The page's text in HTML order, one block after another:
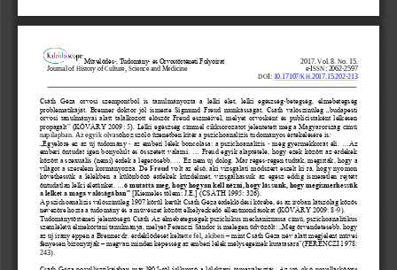
Művelődés-, Tudomány- és Orvostörténeti Folyóirat 2017. Vol. 8. No. 15.
Journal of History of Culture, Science and Medicine
e-ISSN: 2062-2597
DOI: 10.17107/KH.2017.15.202-213
Csáth  Géza  orvosi  szempontból  is  tanulmányozta  a  lelki  élet,  lelki  egészség-betegség,  elmebetegség
problematikáját.  Brenner  doktor  jól  ismerte  Sigmund  Freud  munkásságát.  Csáth  valószínűleg  „budapesti
orvosi tanulmányai alatt találkozott először Freud eszméivel, melyet orvosként és publicistaként lelkesen
propagált” (KŐVÁRY 2009: 5). Lelki egészség címmel cikksorozatot jelentetett meg a Magyarország című
napilapban. Az egyik olvasóhoz szóló üzenetben kitér a pszichoanalízis tudományos értékelésére is:
„Egyelőre ez az új tudomány - az emberi lélek boncolása: a pszichoanalízis - még gyermekkorát éli. ...Az
emberi öntudat igen bonyolult és összetett valami. ... Freud egyik alaptétele, hogy ezek között az érdekek
között a szexuális (nemi) érdek a legerősebb. ... Ez nem új dolog. Már réges-régen tudták, megírták, hogy a
világot a szerelem kormányozza. De Freud volt az első, aki vizsgálati módszert eszelt ki rá, hogy nyomon
követhessük  a  lélekben  a  különböző  érdekek  küzdelmét,  vizsgálhassuk  az  egész  eddig  ismeretlen  rejtett
öntudatlan lelki életünket. ... ő mutatta meg, hogy hogyan kell nézni, hogy lássunk, hogy megismerhessük
a lelket a maga valóságában” [Kiemelés tőlem: J.E.] (CSÁTH 1995: 326).
A pszichoanalízis valószínűleg 1907 körül került Csáth Géza érdeklődési körébe, és az íróban látszólag közös
nevezőre hozta a tudomány és a művészet között elhelyezkedő ellentmondásokat (KŐVÁRY 2009: 8-9).
Tudománytörténeti jelentőségű Csáth Az elmebetegségek pszichikus mechanizmusa című, pszichoanalitikus
szemléletű elmekórtani tanulmánya, melyet Ferenczi Sándor is melegen üdvözölt: „Még örvendetesebb, hogy
az új irány éppen a Brenner dr. érdeklődését keltette fel, akiben – mint Csáth Géza név alatt megjelent művei
fényesen bizonyítják – megvan minden képesség az emberi lélek mélységeinek kutatására”(FERENCZI 1978:
243).
Csáth Géza novellisztikájában már l905-től jellemző a lélektani témaválasztás. Az író első novelláskötete